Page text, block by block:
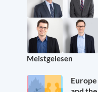
Meistgelesen